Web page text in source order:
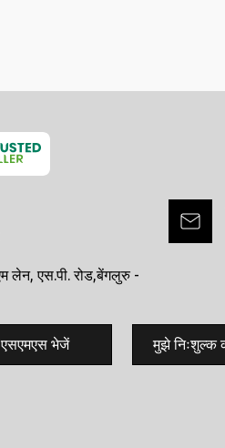
लेन, एस.पी. रोड,बेंगलुरु -
एसएमएस भेजें मुझे निःशुल्क